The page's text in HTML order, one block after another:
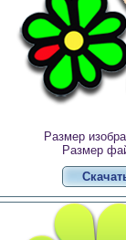
Размер
Размер